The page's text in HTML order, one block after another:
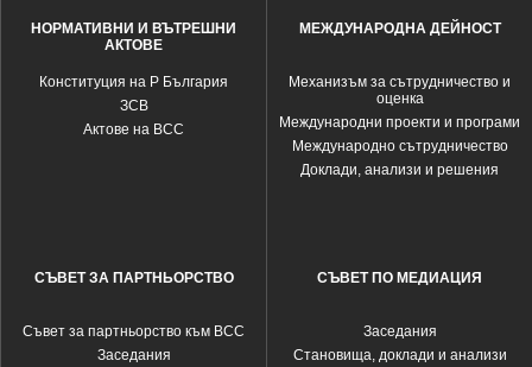
НОРМАТИВНИ И ВЪТРЕШНИ
АКТОВЕ
Конституция на Р България
ЗСВ
Актове на ВСС
МЕЖДУНАРОДНА ДЕЙНОСТ
Механизъм за сътрудничество и
оценка
Международни проекти и програми
Международно сътрудничество
Доклади, анализи и решения
СЪВЕТ ЗА ПАРТНЬОРСТВО
Съвет за партньорство към ВСС
Заседания
СЪВЕТ ПО МЕДИАЦИЯ
Заседания
Становища, доклади и анализи